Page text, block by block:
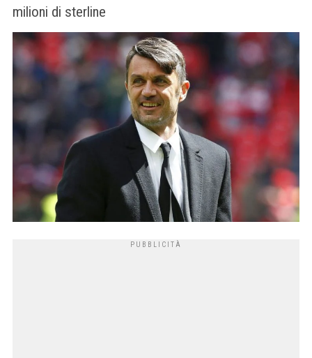
milioni di sterline